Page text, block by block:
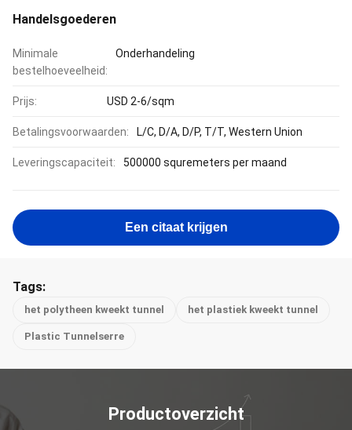
Handelsgoederen
Minimale
bestelhoeveelheid:
Onderhandeling
Prijs: USD 2-6/sqm
Betalingsvoorwaarden: L/C, D/A, D/P, T/T, Western Union
Leveringscapaciteit: 500000 squremeters per maand
Een citaat krijgen
Tags:
het polytheen kweekt tunnel het plastiek kweekt tunnel
Plastic Tunnelserre
Productoverzicht